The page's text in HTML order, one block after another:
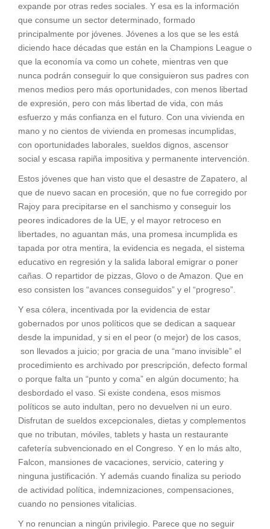
expande por otras redes sociales. Y esa es la información
que consume un sector determinado, formado
principalmente por jóvenes. Jóvenes a los que se les está
diciendo hace décadas que están en la Champions League o
que la economía va como un cohete, mientras ven que
nunca podrán conseguir lo que consiguieron sus padres con
menos medios pero más oportunidades, con menos libertad
de expresión, pero con más libertad de vida, con más
esfuerzo y más confianza en el futuro. Con una vivienda en
mano y no cientos de vivienda en promesas incumplidas,
con oportunidades laborales, sueldos dignos, ascensor
social y escasa rapiña impositiva y permanente intervención.
Estos jóvenes que han visto que el desastre de Zapatero, al
que de nuevo sacan en procesión, que no fue corregido por
Rajoy para precipitarse en el sanchismo y conseguir los
peores indicadores de la UE, y el mayor retroceso en
libertades, no aguantan más, una promesa incumplida es
tapada por otra mentira, la evidencia es negada, el sistema
educativo en regresión y la salida laboral emigrar o poner
cañas. O repartidor de pizzas, Glovo o de Amazon. Que en
eso consisten los “avances conseguidos” y el “progreso”.
Y esa cólera, incentivada por la evidencia de estar
gobernados por unos políticos que se dedican a saquear
desde la impunidad, y si en el peor (o mejor) de los casos,
son llevados a juicio; por gracia de una “mano invisible” el
procedimiento es archivado por prescripción, defecto formal
o porque falta un “punto y coma” en algún documento; ha
desbordado el vaso. Si existe condena, esos mismos
políticos se auto indultan, pero no devuelven ni un euro.
Disfrutan de sueldos excepcionales, dietas y complementos
que no tributan, móviles, tablets y hasta un restaurante
cafetería subvencionado en el Congreso. Y en lo más alto,
Falcon, mansiones de vacaciones, servicio, catering y
ninguna justificación. Y además cuando finaliza su periodo
de actividad política, indemnizaciones, compensaciones,
cuando no pensiones vitalicias.
Y no renuncian a ningún privilegio. Parece que no seguir